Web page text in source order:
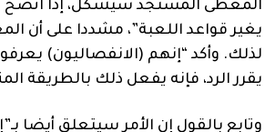
المعطى المستجد سيشكل، إذا اتضح
يغير قواعد اللعبة”، مشددا على أن
لذلك. وأكد “إنهم (الانفصاليون)
يقرر الرد، فإنه يفعل ذلك بالطريقة
وتابع بالقول إن الأمر سيتعلق أيضا